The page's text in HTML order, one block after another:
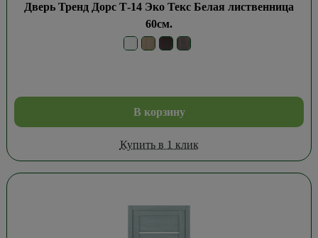
Дверь Тренд Дорс Т-14 Эко Текс Белая лиственница
60см.
В корзину
Купить в 1 клик